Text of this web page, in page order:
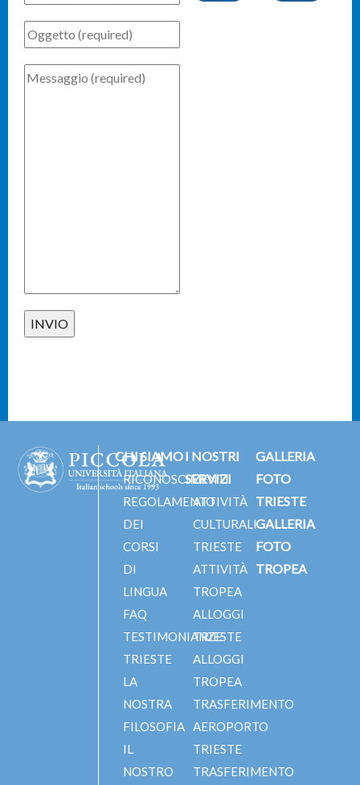
CHI SIAMO
RICONOSCIMENTI
REGOLAMENTO
DEI
CORSI
DI
LINGUA
FAQ
TESTIMONIANZE
TRIESTE
LA
NOSTRA
FILOSOFIA
IL
NOSTRO
I NOSTRI
SERVIZI
ATTIVITÀ
CULTURALI
TRIESTE
ATTIVITÀ
TROPEA
ALLOGGI
TRIESTE
ALLOGGI
TROPEA
TRASFERIMENTO
AEROPORTO
TRIESTE
TRASFERIMENTO
GALLERIA
FOTO
TRIESTE
GALLERIA
FOTO
TROPEA